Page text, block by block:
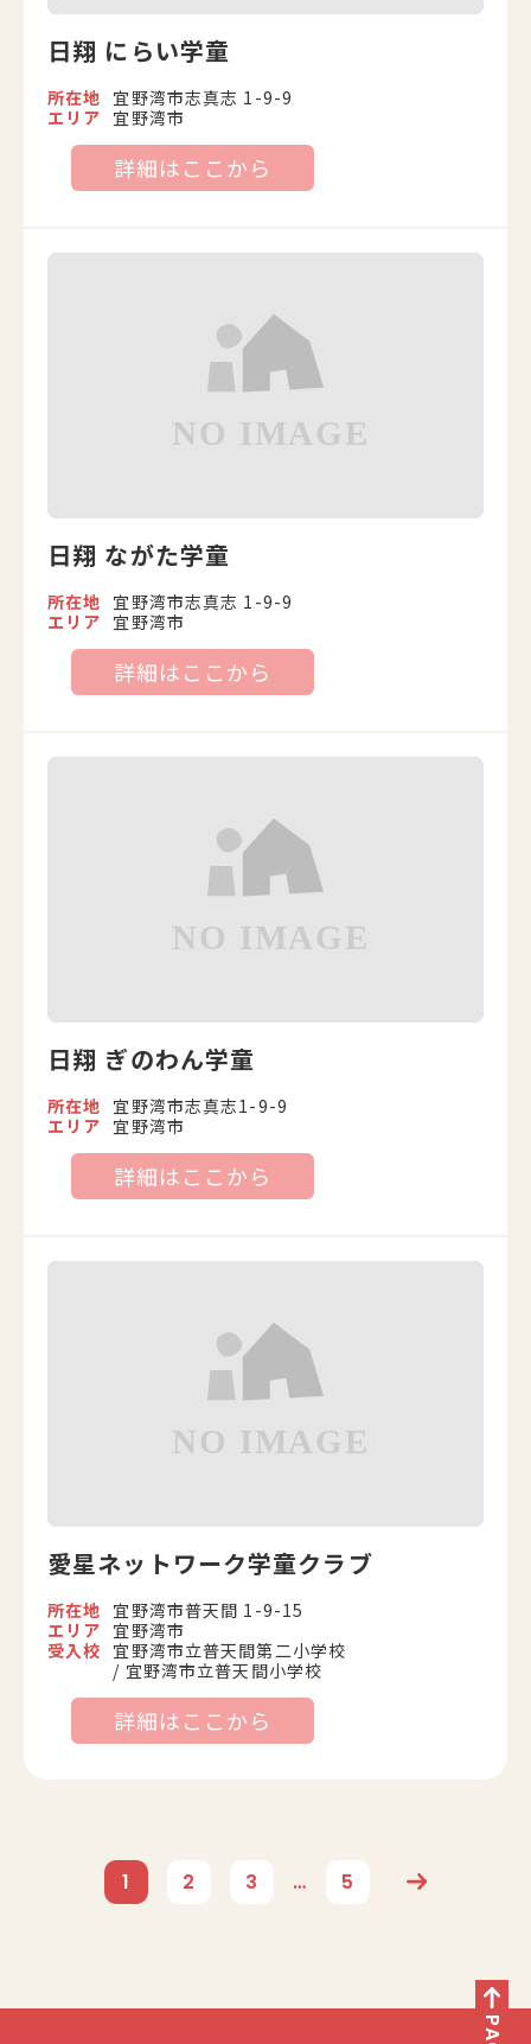
日翔 にらい学童
所在地 宜野湾市志真志 1-9-9
エリア 宜野湾市
詳細はここから
日翔 ながた学童
所在地 宜野湾市志真志 1-9-9
エリア 宜野湾市
詳細はここから
日翔 ぎのわん学童
所在地 宜野湾市志真志1-9-9
エリア 宜野湾市
詳細はここから
愛星ネットワーク学童クラブ
所在地 宜野湾市普天間 1-9-15
エリア 宜野湾市
受入校 宜野湾市立普天間第二小学校
宜野湾市立普天間小学校
詳細はここから
1 2 3 … 5